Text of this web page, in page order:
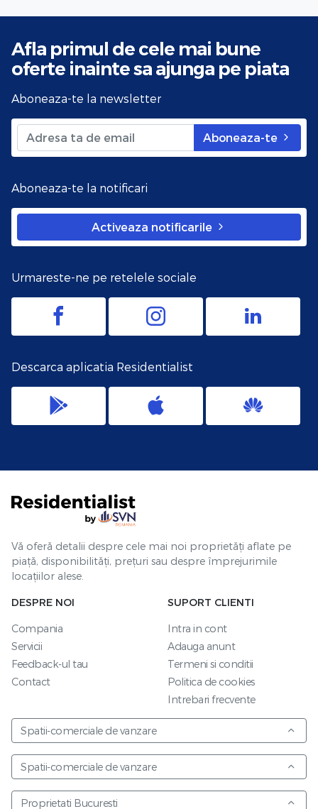
Afla primul de cele mai bune
oferte inainte sa ajunga pe piata
Aboneaza-te la newsletter
Aboneaza-te
Aboneaza-te la notificari
Activeaza notificarile
Urmareste-ne pe retelele sociale
Descarca aplicatia Residentialist
Vă oferă detalii despre cele mai noi proprietăți aflate pe
piață, disponibilități, prețuri sau despre împrejurimile
locațiilor alese.
DESPRE NOI
Compania
Servicii
Feedback-ul tau
Contact
SUPORT CLIENTI
Intra in cont
Adauga anunt
Termeni si conditii
Politica de cookies
Intrebari frecvente
Spatii-comerciale de vanzare
Spatii-comerciale de vanzare
Proprietati Bucuresti